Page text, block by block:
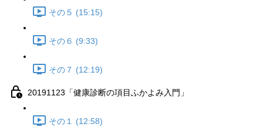
その５ (15:15)
その６ (9:33)
その７ (12:19)
20191123「健康診断の項目ふかよみ入門」
その１ (12:58)